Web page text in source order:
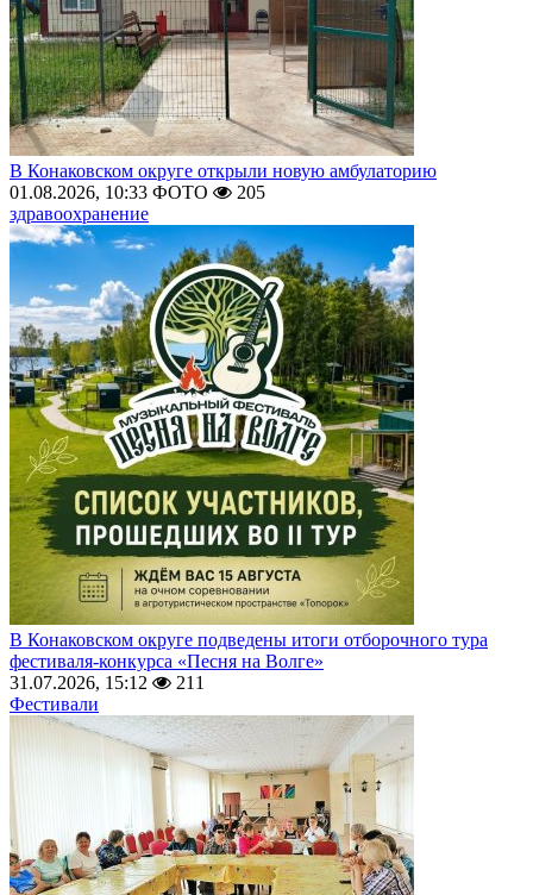
В Конаковском округе открыли новую амбулаторию
01.08.2026, 10:33 ФОТО
205
здравоохранение
В Конаковском округе подведены итоги отборочного тура
фестиваля-конкурса «Песня на Волге»
31.07.2026, 15:12
211
Фестивали